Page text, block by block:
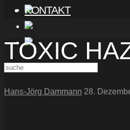
KONTAKT
TOXIC
Hans-Jörg Dammann 28.